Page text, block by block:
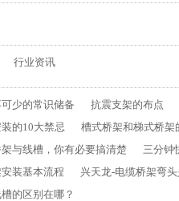
行业资讯
少的常识储备 抗震支架的布点
的10大禁忌
槽式桥架和梯式桥架
与线槽，你有必要搞清楚
三分钟
安装基本流程
兴天龙-电缆桥架弯
的区别在哪？